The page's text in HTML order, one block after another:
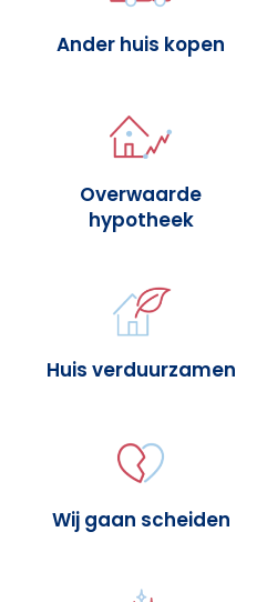
Ander huis kopen
Overwaarde
hypotheek
Huis verduurzamen
Wij gaan scheiden